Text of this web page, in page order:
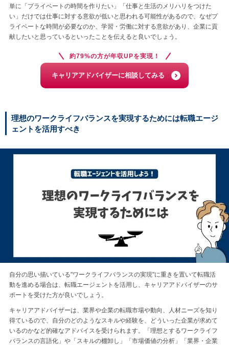
単に「プライベートの時間を作りたい」「仕事と生活のメリハリをつけた
い」だけでは仕事に対する意欲が低いと思われる可能性があるので、なぜプ
ライベートな時間が必要なのか、学習・労働に対する意欲があり、企業に貢
献したいと思っているといったことを伝えると良いでしょう。
約79%の方が年収UPを実現！
キャリアアドバイザーに相談してみる
理想のワークライフバランスを実現するためには転職エージ
ェントを活用すべき
自分の思い描いている"ワークライフバランスの実現"に重きを置いて転職活
動を進める場合は、転職エージェントを活用し、キャリアアドバイザーのサ
ポートを受けた方が良いでしょう。
キャリアアドバイザーは、業界や企業の転職市場や動向、人材ニーズを知り
得ているので、自分のどのようなスキルや経験を、どういった企業が求めて
いるのかなど的確なアドバイスを受けられます。「理想とするワークライフ
バランスの言語化」や「スキルの棚卸し」「市場価値の分析」「業界・企業